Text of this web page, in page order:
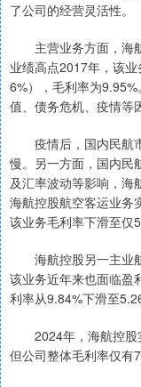
了公司的经营灵活性。
主营业务方面，海航
业绩高点2017年，该
6%），毛利率为
值、债务危机、疫情等
疫情后，国内民航
慢。另一方面，国内民
及汇率波动等影响，海
海航控股航空客运业务
该业务毛利率下滑至仅
海航控股另一主业航
该业务近年来也面临盈
利率从9.84%下滑至
2024年，海航控股
但公司整体毛利率仅有